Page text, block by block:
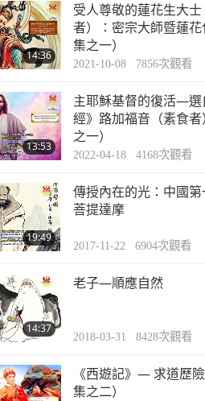
14:36
受人尊敬的蓮花生大
者）：密宗大師暨蓮
集之一）
2021-10-08 7856次觀看
13:53
主耶穌基督的復活—選
經》路加福音（素食
之一）
2022-04-18 4168次觀看
19:49
傳授內在的光：中國
菩提達摩
2017-11-22 6904次觀看
14:37
老子—順應自然
2018-03-31 8428次觀看
《西遊記》— 求道歷
集之二）